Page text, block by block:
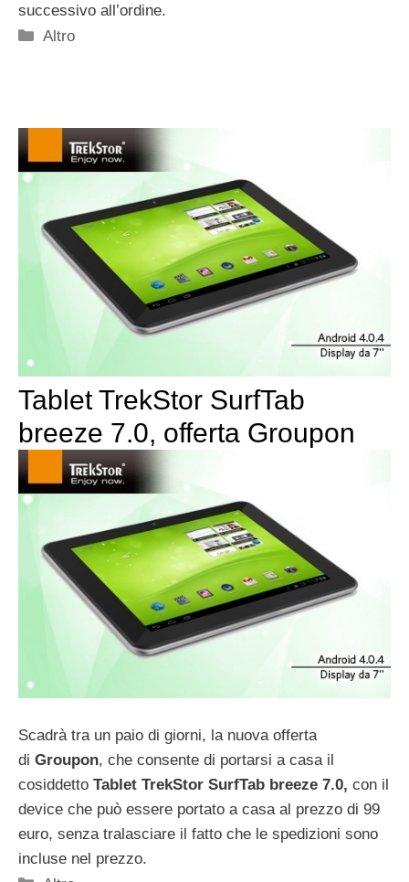
successivo all’ordine.
Categorie
Altro
Tablet TrekStor SurfTab
breeze 7.0, offerta Groupon
Scadrà tra un paio di giorni, la nuova offerta
di Groupon, che consente di portarsi a casa il
cosiddetto Tablet TrekStor SurfTab breeze 7.0, con il
device che può essere portato a casa al prezzo di 99
euro, senza tralasciare il fatto che le spedizioni sono
incluse nel prezzo.